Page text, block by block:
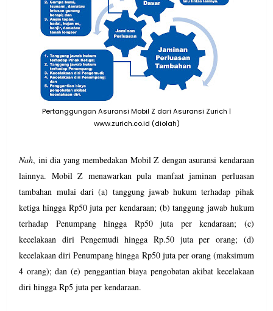
Pertanggungan Asuransi Mobil Z dari Asuransi Zurich |
www.zurich.co.id (diolah)
Nah, ini dia yang membedakan Mobil Z dengan asuransi kendaraan
lainnya. Mobil Z menawarkan pula manfaat jaminan perluasan
tambahan mulai dari (a) tanggung jawab hukum terhadap pihak
ketiga hingga Rp50 juta per kendaraan; (b) tanggung jawab hukum
terhadap Penumpang hingga Rp50 juta per kendaraan; (c)
kecelakaan diri Pengemudi hingga Rp.50 juta per orang; (d)
kecelakaan diri Penumpang hingga Rp50 juta per orang (maksimum
4 orang); dan (e) penggantian biaya pengobatan akibat kecelakaan
diri hingga Rp5 juta per kendaraan.